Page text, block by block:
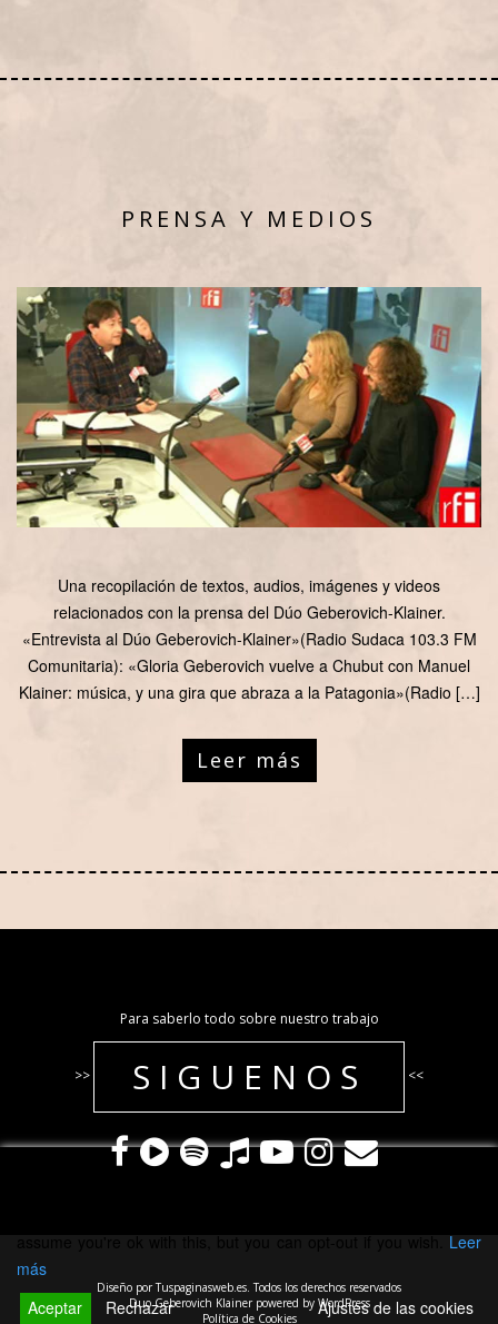
PRENSA Y MEDIOS
Una recopilación de textos, audios, imágenes y videos
relacionados con la prensa del Dúo Geberovich-Klainer.
«Entrevista al Dúo Geberovich-Klainer»(Radio Sudaca 103.3 FM
Comunitaria): «Gloria Geberovich vuelve a Chubut con Manuel
Klainer: música, y una gira que abraza a la Patagonia»(Radio […]
Leer más
Para saberlo todo sobre nuestro trabajo
>> SIGUENOS <<
Diseño por Tuspaginasweb.es. Todos los derechos reservados
Duo Geberovich Klainerpowered by WordPress
Política de Cookies
Leer
más
Aceptar
Rechazar Ajustes de las cookies